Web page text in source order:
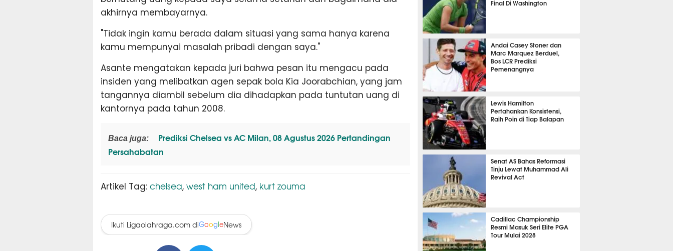
akhirnya membayarnya.
"Tidak ingin kamu berada dalam situasi yang sama hanya karena
kamu mempunyai masalah pribadi dengan saya."
Asante mengatakan kepada juri bahwa pesan itu mengacu pada
insiden yang melibatkan agen sepak bola Kia Joorabchian, yang jam
tangannya diambil sebelum dia dihadapkan pada tuntutan uang di
kantornya pada tahun 2008.
Baca juga:
Prediksi Chelsea vs AC Milan, 08 Agustus 2026 Pertandingan
Persahabatan
Artikel Tag: chelsea, west ham united, kurt zouma
Ikuti Ligaolahraga.com diGoogleNews
Final Di Washington
TENIS
Andai Casey Stoner dan
Marc Marquez Berduel,
Bos LCR Prediksi
Pemenangnya
MOTOGP
Lewis Hamilton
Pertahankan Konsistensi,
Raih Poin di Tiap Balapan
F1
Senat AS Bahas Reformasi
Tinju Lewat Muhammad Ali
Revival Act
TINJU
Cadillac Championship
Resmi Masuk Seri Elite PGA
Tour Mulai 2028